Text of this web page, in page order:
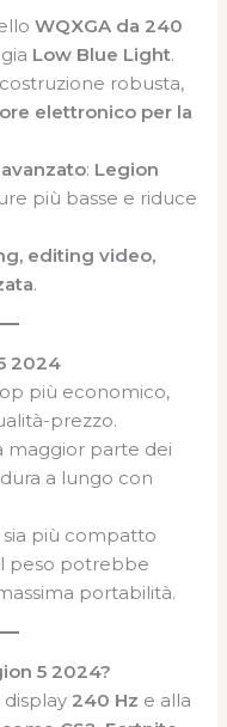
WQXGA da 240
Low Blue Light.
robusta,
elettronico per la
: Legion
più basse e riduce
editing video,
.
2024
più economico,
prezzo.
maggior parte dei
a lungo con
più compatto
peso potrebbe
portabilità.
5 2024?
display 240 Hz e alla